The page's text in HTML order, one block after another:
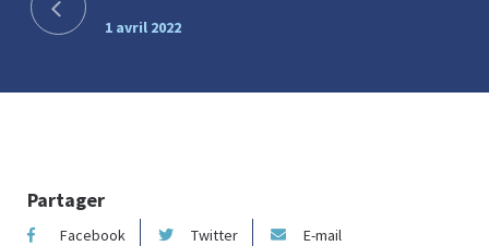
1 avril 2022
Partager
Facebook Twitter E-mail